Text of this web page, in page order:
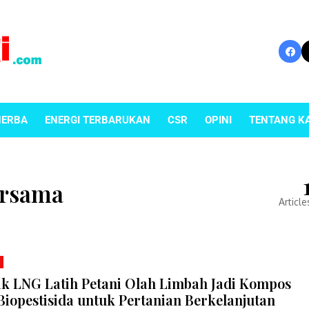
ENERGI TERBARUKAN CSR OPINI TENTANG
1
LNG Latih Petani Olah Limbah Jadi Kompos
untuk Pertanian Berkelanjutan